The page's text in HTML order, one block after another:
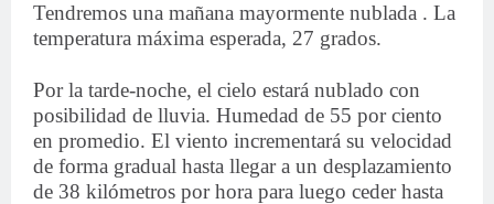
Tendremos una mañana mayormente nublada . La
temperatura máxima esperada, 27 grados.
Por la tarde-noche, el cielo estará nublado con
posibilidad de lluvia. Humedad de 55 por ciento
en promedio. El viento incrementará su velocidad
de forma gradual hasta llegar a un desplazamiento
de 38 kilómetros por hora para luego ceder hasta